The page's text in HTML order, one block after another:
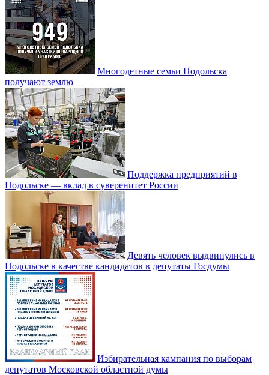
Многодетные семьи Подольска
получают землю
Поддержка предприятий в
Подольске — вклад в суверенитет России
Девять человек выдвинулись в
Подольске в качестве кандидатов в депутаты Госдумы
Избирательная кампания по выборам
депутатов Московской областной думы